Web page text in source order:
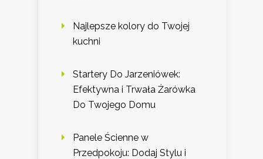
Najlepsze kolory do Twojej
kuchni
Startery Do Jarzeniówek:
Efektywna i Trwała Żarówka
Do Twojego Domu
Panele Ścienne w
Przedpokoju: Dodaj Stylu i